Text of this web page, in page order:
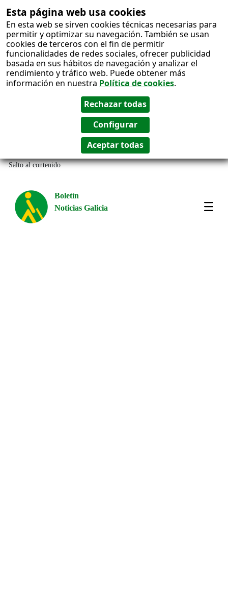
Esta página web usa cookies
En esta web se sirven cookies técnicas necesarias para
permitir y optimizar su navegación. También se usan
cookies de terceros con el fin de permitir
funcionalidades de redes sociales, ofrecer publicidad
basada en sus hábitos de navegación y analizar el
rendimiento y tráfico web. Puede obtener más
información en nuestra Política de cookies.
Salto al contenido
Boletín
Noticias Galicia